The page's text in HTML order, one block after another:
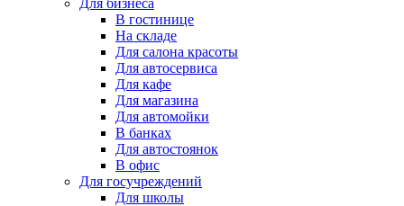
Для бизнеса
В гостинице
На складе
Для салона красоты
Для автосервиса
Для кафе
Для магазина
Для автомойки
В банках
Для автостоянок
В офис
Для госучреждений
Для школы